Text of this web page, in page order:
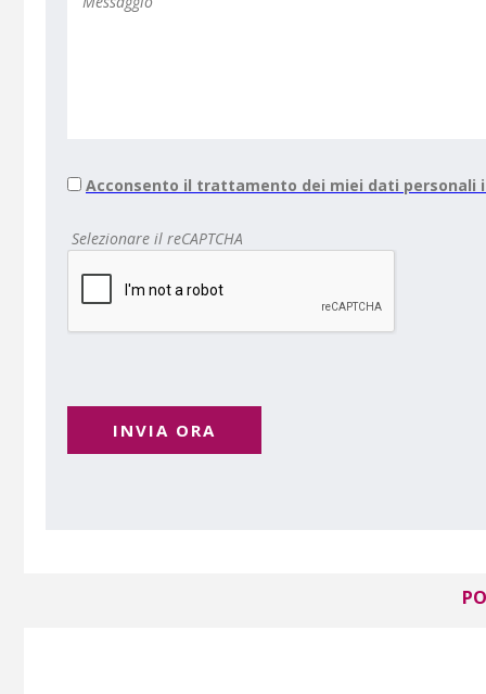
Acconsento il trattamento dei miei dati personali
Selezionare il reCAPTCHA
INVIA ORA